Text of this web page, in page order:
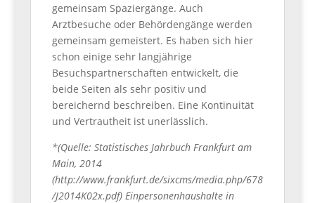
gemeinsam Spaziergänge. Auch
Arztbesuche oder Behördengänge werden
gemeinsam gemeistert. Es haben sich hier
schon einige sehr langjährige
Besuchspartnerschaften entwickelt, die
beide Seiten als sehr positiv und
bereichernd beschreiben. Eine Kontinuität
und Vertrautheit ist unerlässlich.
*(Quelle: Statistisches Jahrbuch Frankfurt am
Main, 2014
(http://www.frankfurt.de/sixcms/media.php/678
/J2014K02x.pdf) Einpersonenhaushalte in